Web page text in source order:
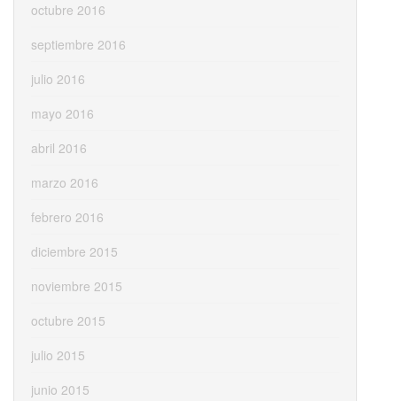
octubre 2016
septiembre 2016
julio 2016
mayo 2016
abril 2016
marzo 2016
febrero 2016
diciembre 2015
noviembre 2015
octubre 2015
julio 2015
junio 2015